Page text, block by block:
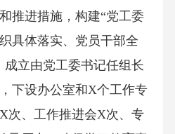
推进措施，构建“党工委
具体落实、党员干部全
成立由党工委书记任组长
下设办公室和X个工作专
次、工作推进会X次、专